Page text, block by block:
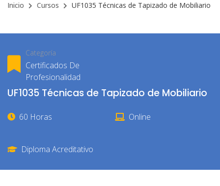
Inicio Cursos UF1035 Técnicas de Tapizado de Mobiliario
Categoría
Certificados De
Profesionalidad
UF1035 Técnicas de Tapizado de Mobiliario
60 Horas Online
Diploma Acreditativo